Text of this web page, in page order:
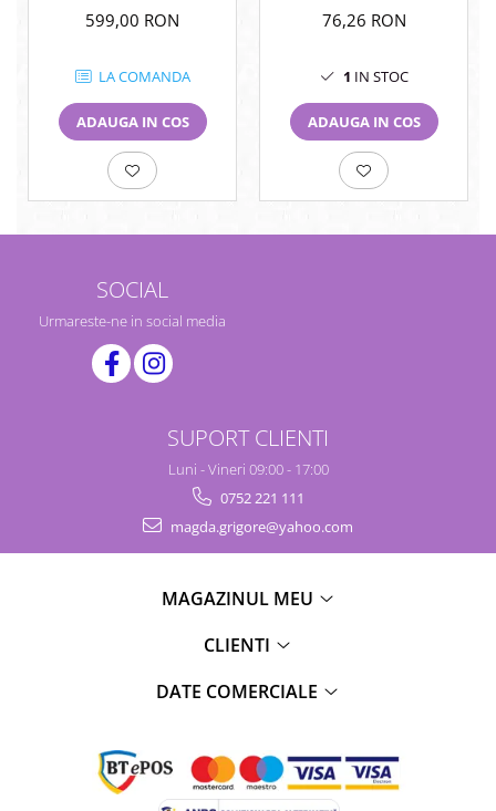
599,00 RON
LA COMANDA
ADAUGA IN COS
76,26 RON
1 IN STOC
ADAUGA IN COS
SOCIAL
Urmareste-ne in social media
SUPORT CLIENTI
Luni - Vineri 09:00 - 17:00
0752 221 111
magda.grigore@yahoo.com
MAGAZINUL MEU
CLIENTI
DATE COMERCIALE